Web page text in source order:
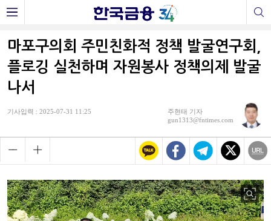
마포구의회 주민친화적 정책 발굴연구회,
플로깅 실천하며 자원봉사 정책의제 발굴
나서
기사입력 : 2025-07-31 11:25
주현태 기자
gun1313@fntimes.com